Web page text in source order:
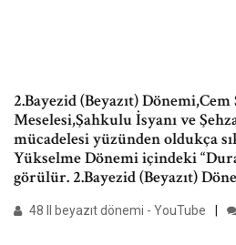
2.Bayezid (Beyazıt)
Meselesi,Şahkulu İsyanı ve
mücadelesi yüzünden oldukça
Yükselme Dönemi içindeki
görülür. 2.Bayezid (Beyazıt)
48 II beyazıt dönemi - YouTube